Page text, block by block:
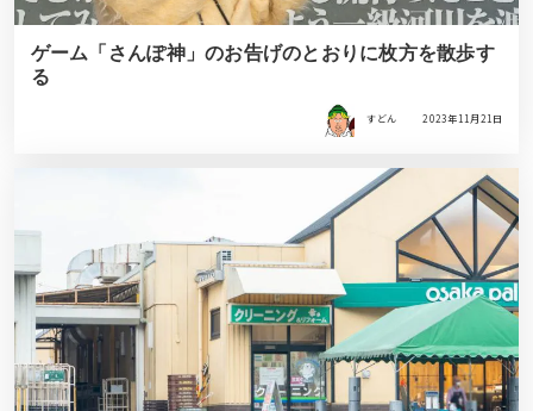
ゲーム「さんぽ神」のお告げのとおりに枚方を散歩す
る
すどん 2023年11月21日